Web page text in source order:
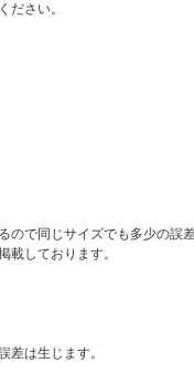
ださい。
で同じサイズでも多少の誤差
載しております。
は生じます。